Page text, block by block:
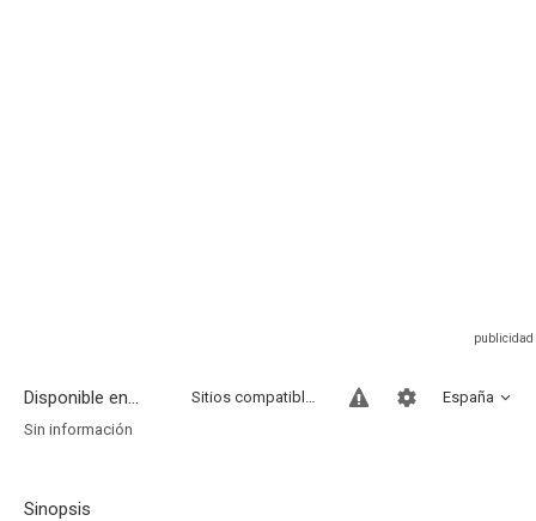
Disponible en... España
Sitios compatibles
Sin información
Sinopsis